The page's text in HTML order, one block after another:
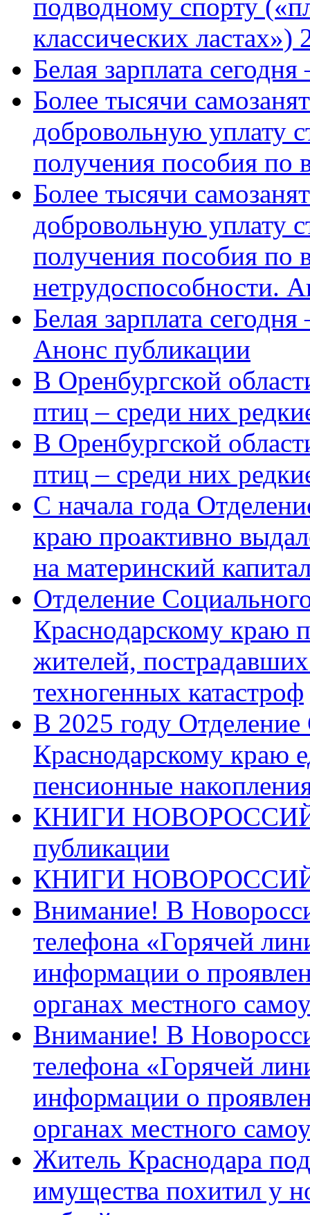
подводному спорту
классических ластах»)
Белая зарплата
Более тысячи
добровольную уплату
получения пособия по
Более тысячи
добровольную уплату
получения пособия по
нетрудоспособности.
Белая зарплата
Анонс публикации
В Оренбургской
птиц – среди них
В Оренбургской
птиц – среди них
С начала года
краю проактивно
на материнский
Отделение
Краснодарскому краю
жителей,
техногенных катастроф
В 2025 году
Краснодарскому краю
пенсионные
КНИГИ
публикации
КНИГИ
Внимание! В
телефона «Горячей
информации о
органах местного
Внимание! В
телефона «Горячей
информации о
органах местного
Житель Краснодара
имущества похитил у